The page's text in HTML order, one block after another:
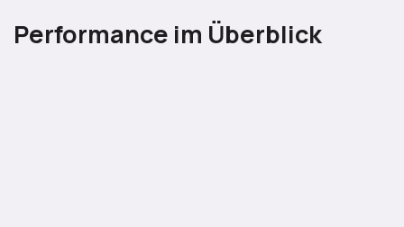
Performance im Überblick